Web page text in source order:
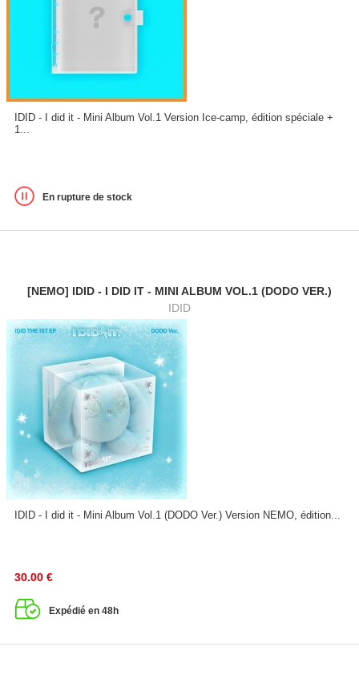
IDID - I did it - Mini Album Vol.1 Version Ice-camp, édition spéciale +
1...
En rupture de stock
[NEMO] IDID - I DID IT - MINI ALBUM VOL.1 (DODO VER.)
IDID
IDID - I did it - Mini Album Vol.1 (DODO Ver.) Version NEMO, édition...
30.00 €
Expédié en 48h